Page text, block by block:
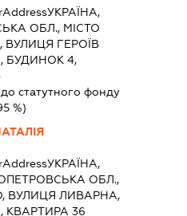
УКРАЇНА,
ОБЛ., МІСТО
ГЕРОЇВ
БУДИНОК 4,
статутного фонду
%)
УКРАЇНА,
ОБЛ.,
ВУЛИЦЯ ЛИВАРНА,
КВАРТИРА 36